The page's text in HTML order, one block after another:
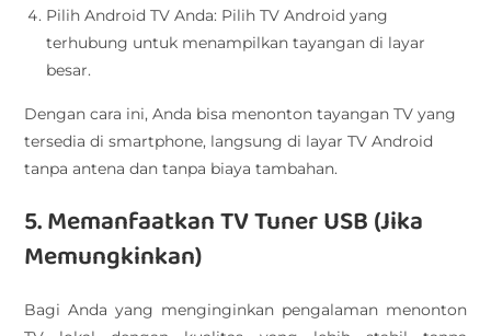
Pilih Android TV Anda: Pilih TV Android yang
terhubung untuk menampilkan tayangan di layar
besar.
Dengan cara ini, Anda bisa menonton tayangan TV yang
tersedia di smartphone, langsung di layar TV Android
tanpa antena dan tanpa biaya tambahan.
5. Memanfaatkan TV Tuner USB (Jika
Memungkinkan)
Bagi Anda yang menginginkan pengalaman menonton